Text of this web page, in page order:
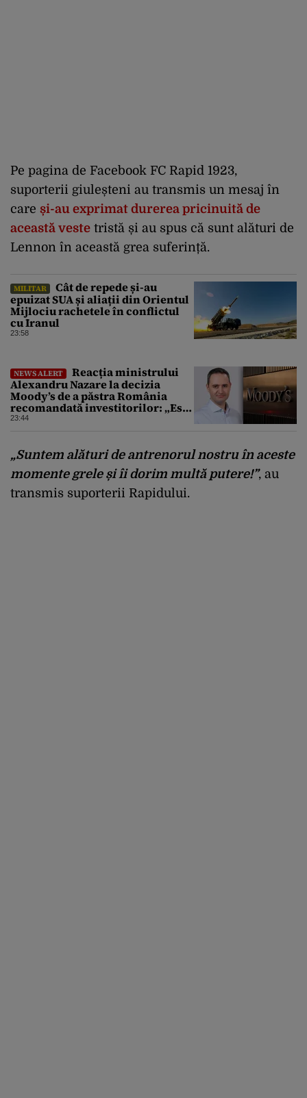
Pe pagina de Facebook FC Rapid 1923,
suporterii giuleșteni au transmis un mesaj în
care și-au exprimat durerea pricinuită de
această veste tristă și au spus că sunt alături de
Lennon în această grea suferință.
MILITAR
Cât de repede și-au
epuizat SUA și aliații din Orientul
Mijlociu rachetele în conflictul
cu Iranul
23:58
NEWS ALERT
Reacția ministrului
Alexandru Nazare la decizia
Moody’s de a păstra România
recomandată investitorilor: „Este
un răgaz, dar în niciun caz un
23:44
„Suntem alături de antrenorul nostru în aceste
momente grele și îi dorim multă putere!”, au
transmis suporterii Rapidului.